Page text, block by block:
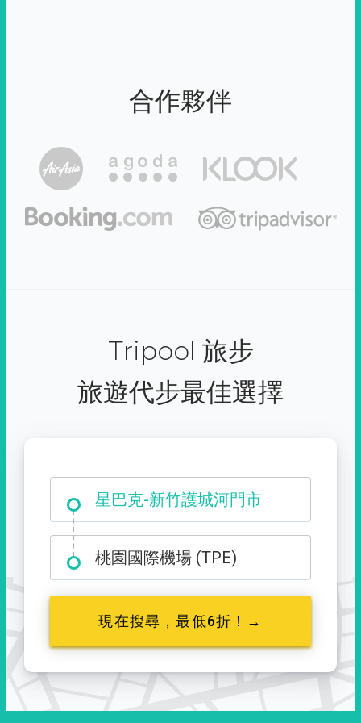
合作夥伴
Tripool 旅步
旅遊代步最佳選擇
大霸尖山登山口
桃園國際機場 (TPE)
現在搜尋，最低6折！→